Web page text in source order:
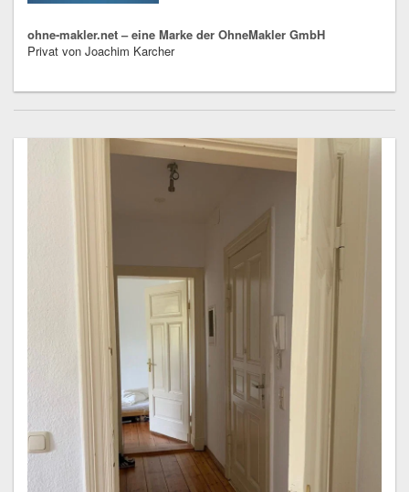
ohne-makler.net – eine Marke der OhneMakler GmbH
Privat von Joachim Karcher